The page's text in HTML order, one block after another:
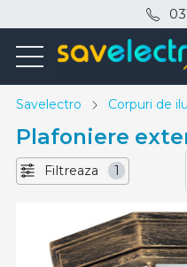
Savelectro Corpuri de
Plafoniere
Filtreaza 1